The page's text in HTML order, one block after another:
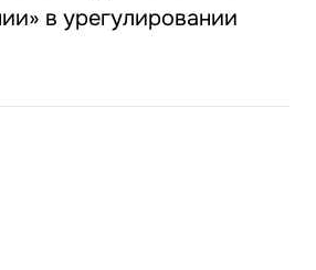
в урегулировании